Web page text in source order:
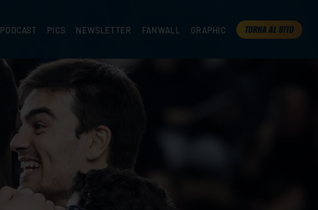
PODCAST PICS NEWSLETTER FANWALL GRAPHIC TORNA AL SITO